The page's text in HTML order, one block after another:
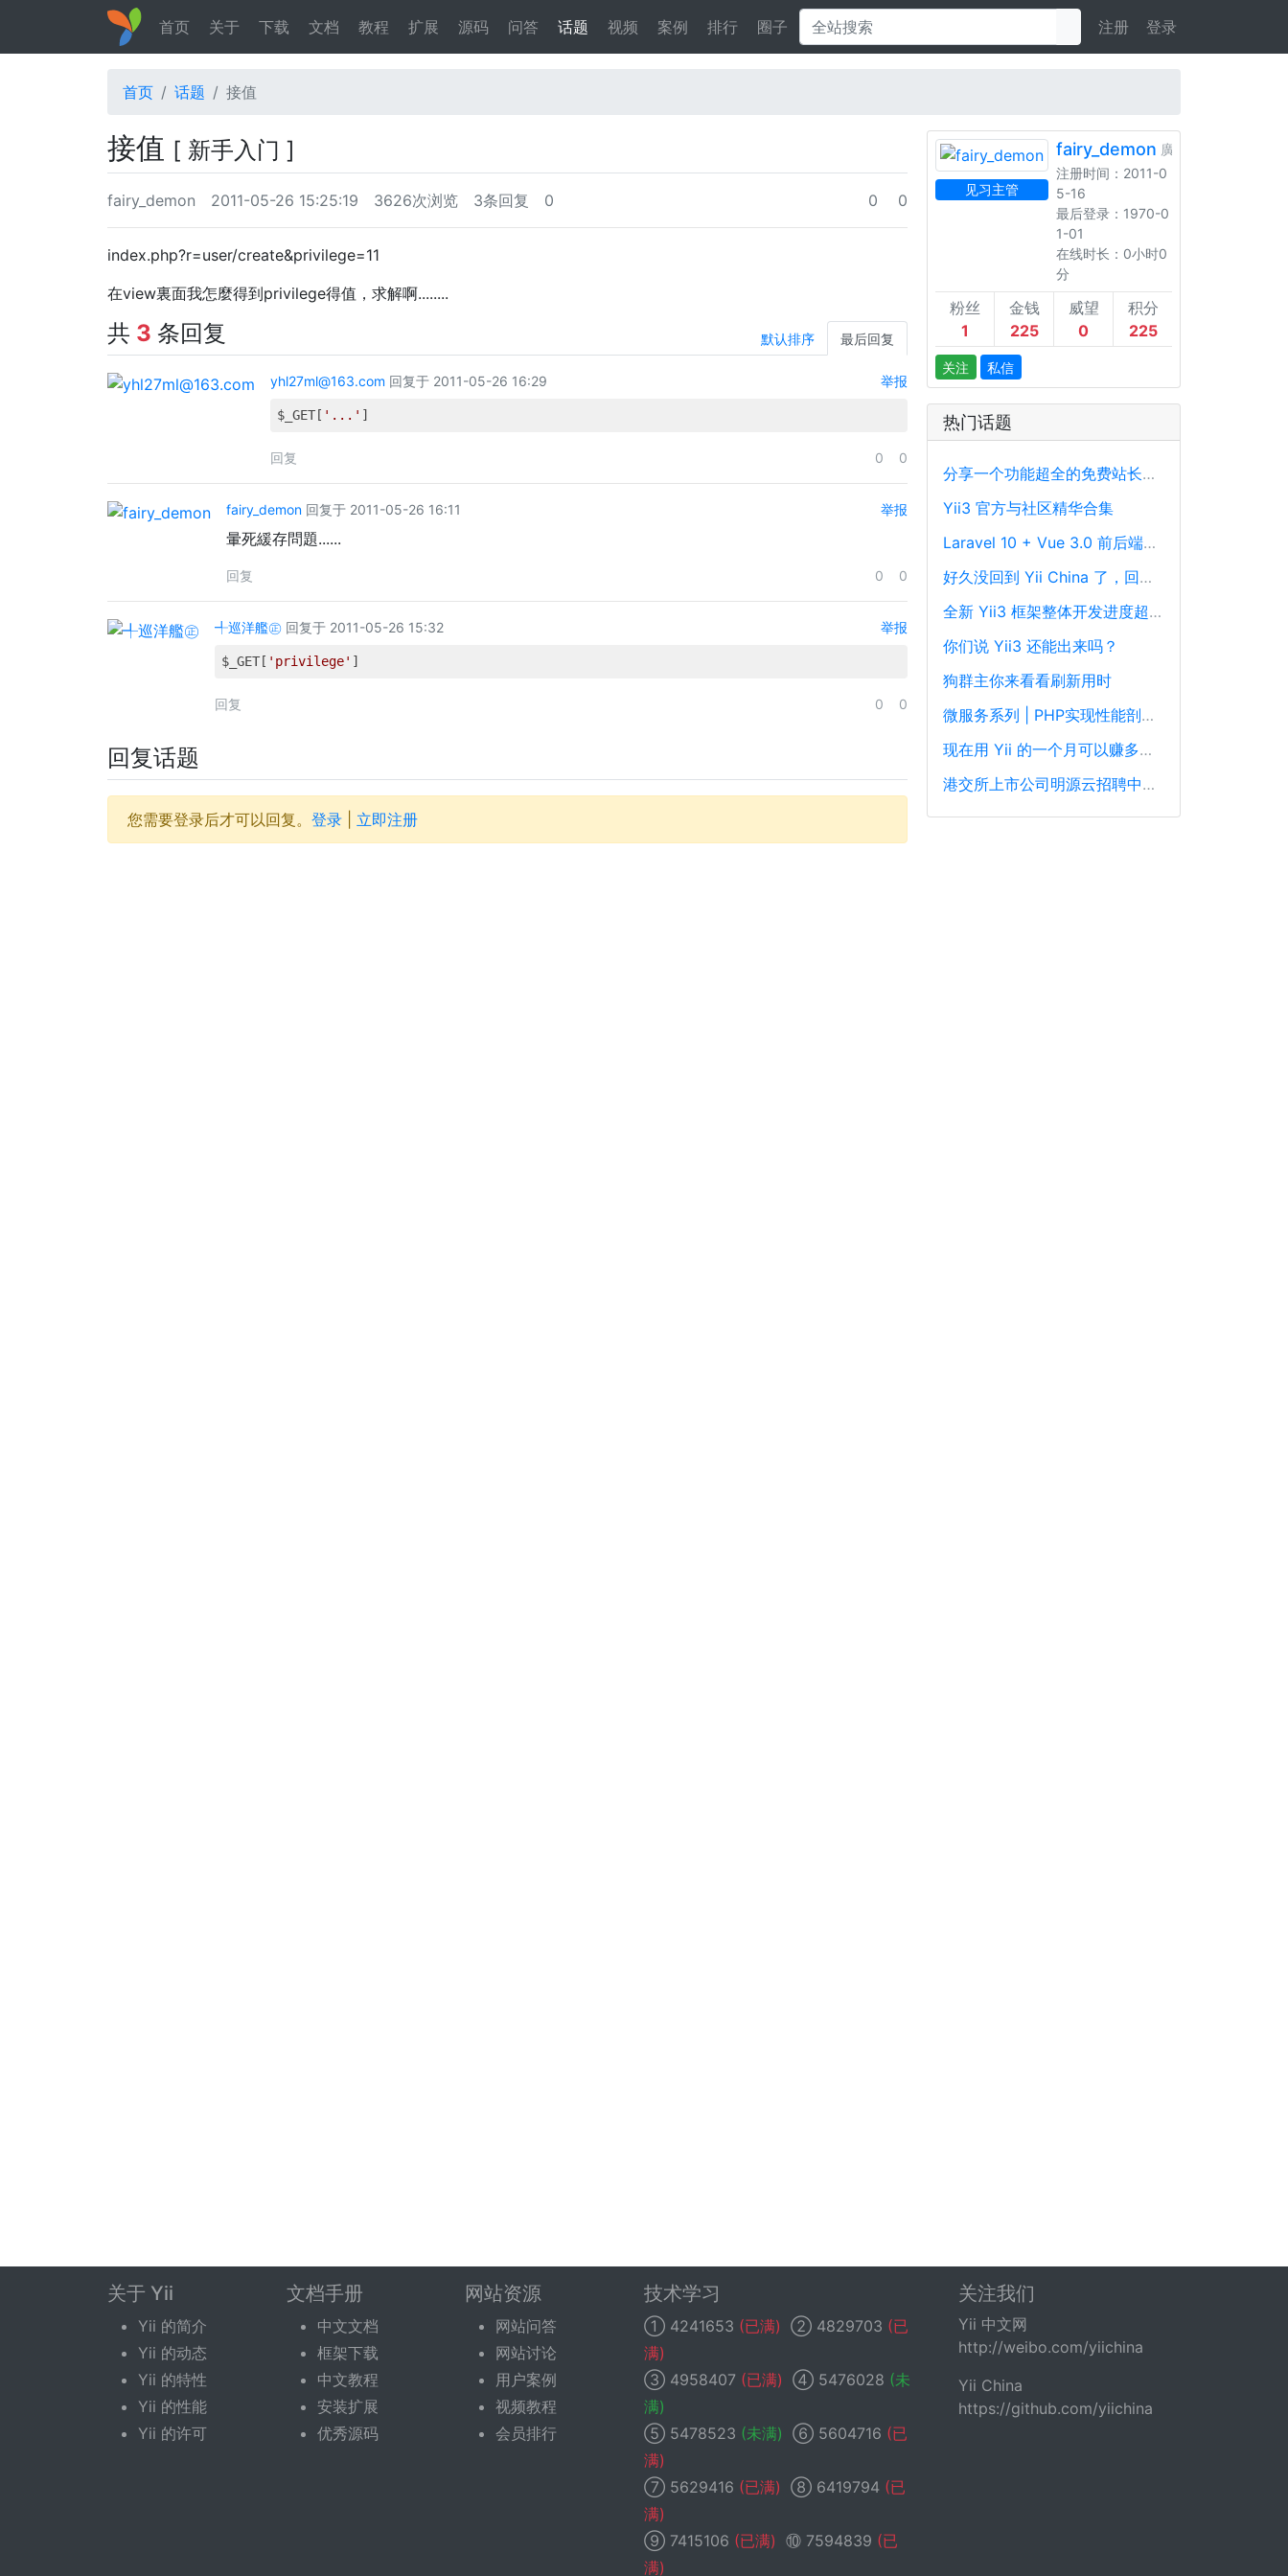
首页 关于 下载 文档 教程 扩展 源码 问答 话题 视频 案例 排行 圈子 注册 登录
首页 话题 接值
接值 [ 新手入门 ]
fairy_demon 2011-05-26 15:25:19 3626次浏览 3条回复 0 0 0
index.php?r=user/create&privilege=11
在view裏面我怎麼得到privilege得值，求解啊........
共 3 条回复 默认排序 最后回复
yhl27ml@163.com 回复于 2011-05-26 16:29 举报
$_GET[ '...'
回复 0 0
fairy_demon 回复于 2011-05-26 16:11 举报
暈死緩存問題......
回复 0 0
╃巡洋艦㊣ 回复于 2011-05-26 15:32 举报
$_GET[ 'privilege'
回复 0 0
回复话题
您需要登录后才可以回复。 登录 立即注册
见习主管
fairy_demon
注册时间：2011-0
5-16
最后登录：1970-0
1-01
在线时长：0小时0
分
粉丝
1
金钱
225
威望
0
积分
225
关注 私信
热门话题
分享一个功能超全的免费站长工具平台
Yii3 官方与社区精华合集
Laravel 10 + Vue 3.0 前后端分离框架通用后台源码
好久没回到 Yii China 了，回来冒个泡泡！
全新 Yii3 框架整体开发进度超过88%，发布在即！
你们说 Yii3 还能出来吗？
狗群主你来看看刷新用时
微服务系列 | PHP实现性能剖析、跟踪和可观察性最佳实践
现在用 Yii 的一个月可以赚多少钱？
港交所上市公司明源云招聘中高级PHP开发工程师
关于 Yii
Yii 的简介
Yii 的动态
Yii 的特性
Yii 的性能
Yii 的许可
文档手册
中文文档
框架下载
中文教程
安装扩展
优秀源码
网站资源
网站问答
网站讨论
用户案例
视频教程
会员排行
技术学习
① 4241653 (已满) ② 4829703 (已
满)
③ 4958407 (已满) ④ 5476028 (未
满)
⑤ 5478523 (未满) ⑥ 5604716 (已
满)
⑦ 5629416 (已满) ⑧ 6419794 (已
满)
⑨ 7415106 (已满) ⑩ 7594839 (已
满)
关注我们
Yii 中文网
http://weibo.com/yiichina
Yii China
https://github.com/yiichina